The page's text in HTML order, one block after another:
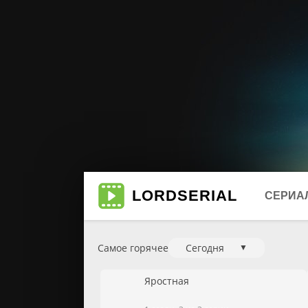
LORDSERIAL
Самое горячее Сегодня ▼
Яростная